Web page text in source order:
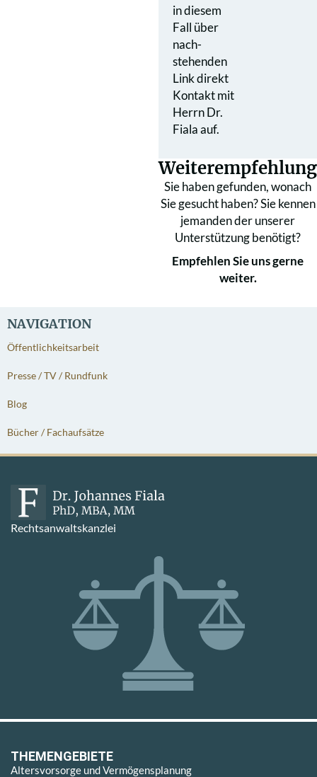
NAVIGATION
Öffentlichkeitsarbeit
Presse / TV / Rundfunk
Blog
Bücher / Fachaufsätze
in diesem
Fall über
nach­
stehenden
Link direkt
Kontakt mit
Herrn Dr.
Fiala auf.
Weiterempfehlung
Sie haben gefunden, wonach
Sie gesucht haben? Sie kennen
jemanden der unserer
Unterstützung benötigt?
Empfehlen Sie uns gerne
weiter.
Rechtsanwaltskanzlei
THEMENGEBIETE
Altersvorsorge und Vermögensplanung